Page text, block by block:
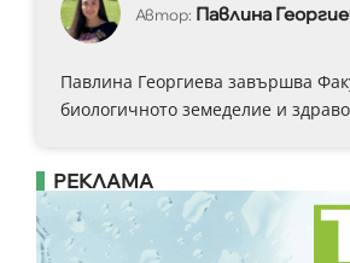
Автор: Павлина
Павлина Георгиева завършва
биологичното земеделие и
РЕКЛАМА